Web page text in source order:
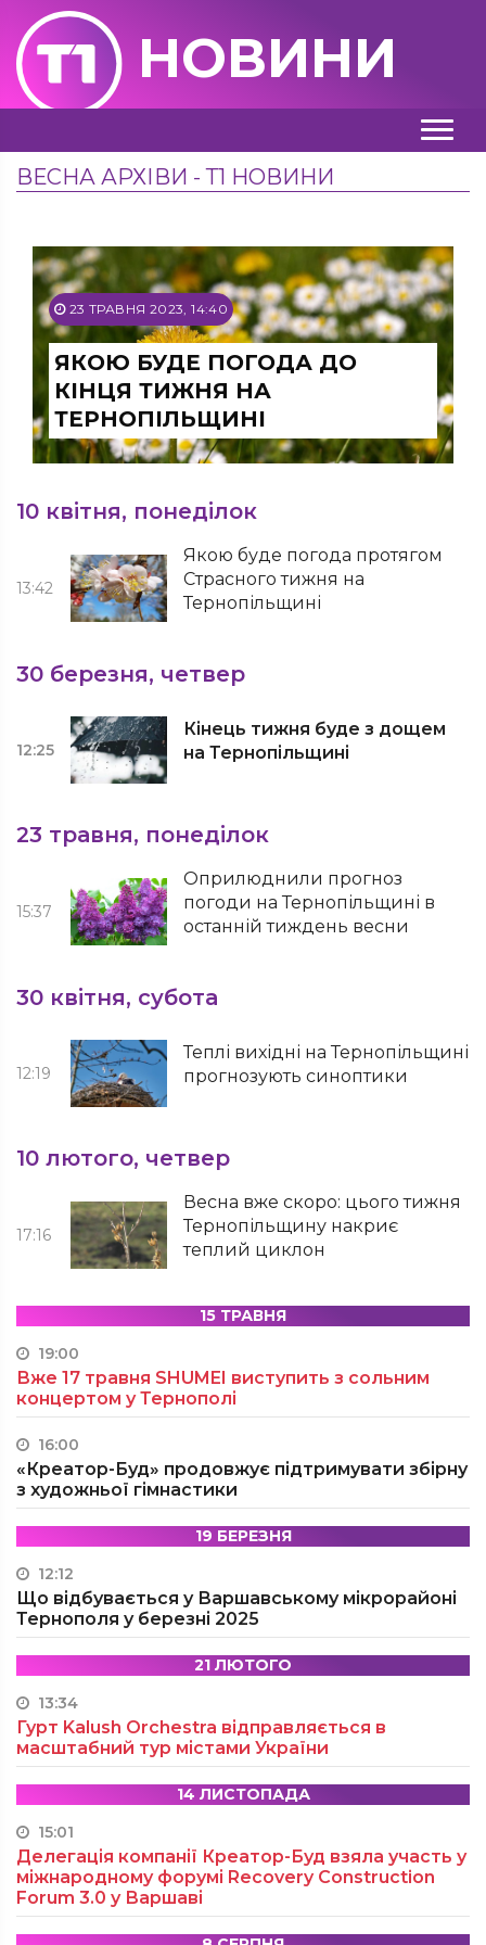
НОВИНИ
ВЕСНА АРХІВИ - Т1 НОВИНИ
23 ТРАВНЯ 2023, 14:40
ЯКОЮ БУДЕ ПОГОДА ДО
КІНЦЯ ТИЖНЯ НА
ТЕРНОПІЛЬЩИНІ
10 квітня, понеділок
13:42
Якою буде погода протягом
Страсного тижня на
Тернопільщині
30 березня, четвер
12:25
Кінець тижня буде з дощем
на Тернопільщині
23 травня, понеділок
15:37
Оприлюднили прогноз
погоди на Тернопільщині в
останній тиждень весни
30 квітня, субота
12:19
Теплі вихідні на Тернопільщині
прогнозують синоптики
10 лютого, четвер
17:16
Весна вже скоро: цього тижня
Тернопільщину накриє
теплий циклон
15 ТРАВНЯ
19:00
Вже 17 травня SHUMEI виступить з сольним
концертом у Тернополі
16:00
«Креатор-Буд» продовжує підтримувати збірну
з художньої гімнастики
19 БЕРЕЗНЯ
12:12
Що відбувається у Варшавському мікрорайоні
Тернополя у березні 2025
21 ЛЮТОГО
13:34
Гурт Kalush Orchestra відправляється в
масштабний тур містами України
14 ЛИСТОПАДА
15:01
Делегація компанії Креатор-Буд взяла участь у
міжнародному форумі Recovery Construction
Forum 3.0 у Варшаві